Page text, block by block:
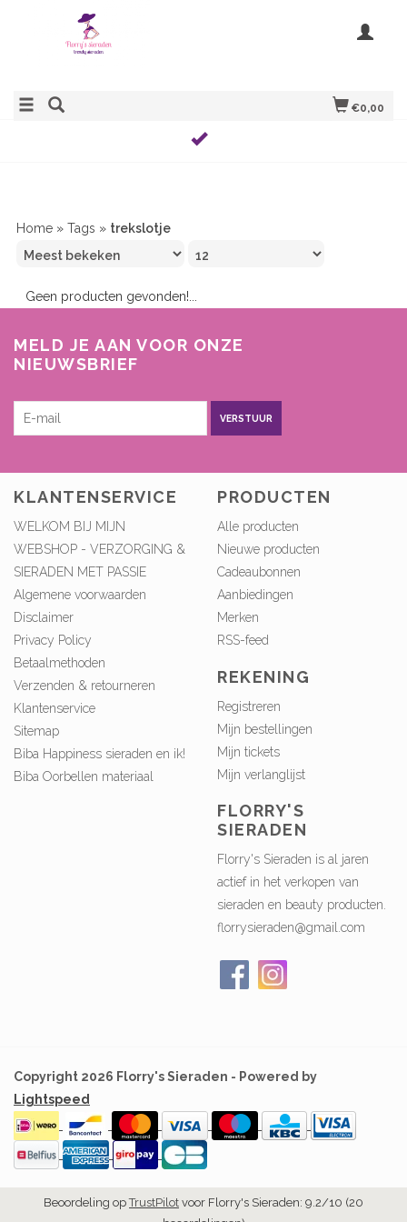
€0,00
Home » Tags » trekslotje
Geen producten gevonden!...
MELD JE AAN VOOR ONZE
NIEUWSBRIEF
VERSTUUR
KLANTENSERVICE
WELKOM BIJ MIJN
WEBSHOP - VERZORGING &
SIERADEN MET PASSIE
Algemene voorwaarden
Disclaimer
Privacy Policy
Betaalmethoden
Verzenden & retourneren
Klantenservice
Sitemap
Biba Happiness sieraden en ik!
Biba Oorbellen materiaal
PRODUCTEN
Alle producten
Nieuwe producten
Cadeaubonnen
Aanbiedingen
Merken
RSS-feed
REKENING
Registreren
Mijn bestellingen
Mijn tickets
Mijn verlanglijst
FLORRY'S
SIERADEN
Florry's Sieraden is al jaren
actief in het verkopen van
sieraden en beauty producten.
florrysieraden@gmail.com
Copyright 2026 Florry's Sieraden - Powered by
Lightspeed
Beoordeling opTrustPilot voor Florry's Sieraden: 9.2/10 (20